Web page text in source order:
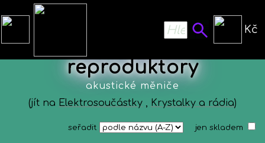
Kč
reproduktory
akustické měniče
(jít na Elektrosoučástky , Krystalky a rádia)
seřadit jen skladem